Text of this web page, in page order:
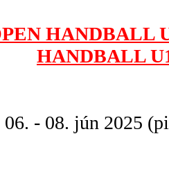
HANDBALL
HANDBALL
06. - 08. jún 2025